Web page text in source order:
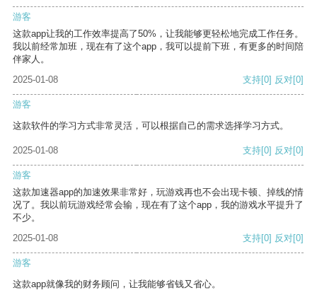
游客
这款app让我的工作效率提高了50%，让我能够更轻松地完成工作任务。
我以前经常加班，现在有了这个app，我可以提前下班，有更多的时间陪
伴家人。
2025-01-08
支持[0] 反对[0]
游客
这款软件的学习方式非常灵活，可以根据自己的需求选择学习方式。
2025-01-08 支持[0] 反对[0]
游客
这款加速器app的加速效果非常好，玩游戏再也不会出现卡顿、掉线的情
况了。我以前玩游戏经常会输，现在有了这个app，我的游戏水平提升了
不少。
2025-01-08
支持[0] 反对[0]
游客
这款app就像我的财务顾问，让我能够省钱又省心。